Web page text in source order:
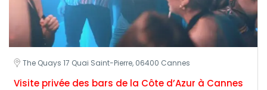
The Quays 17 Quai Saint-Pierre, 06400 Cannes
Visite privée des bars de la Côte d’Azur à Cannes